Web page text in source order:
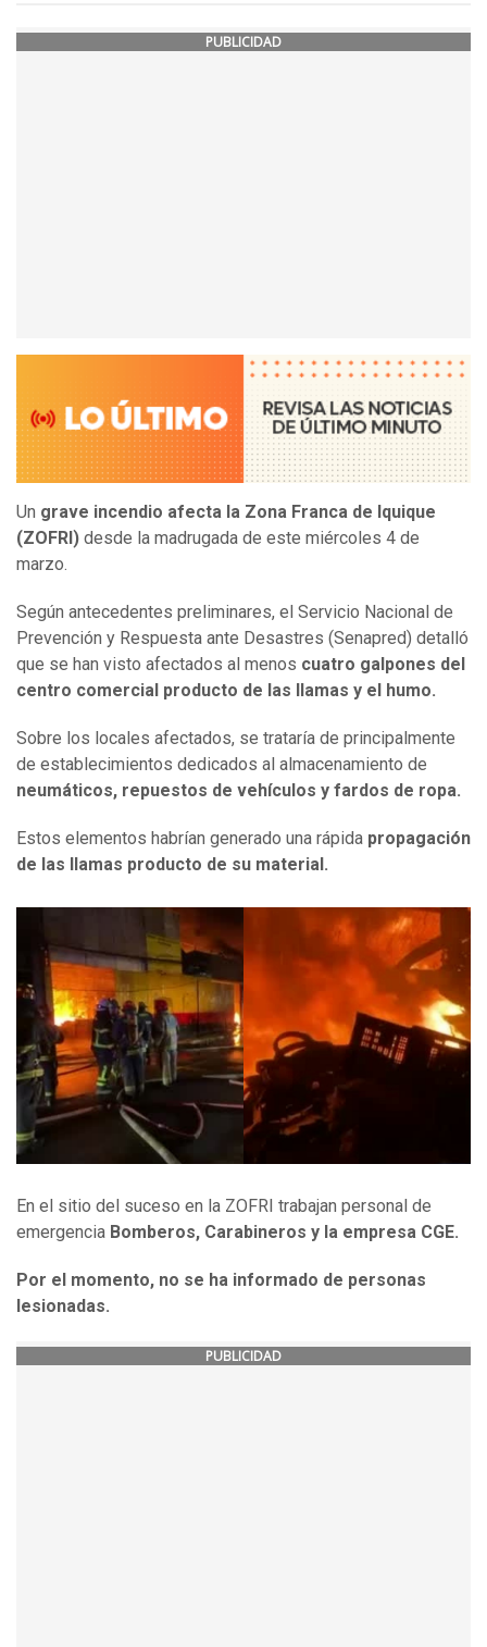
PUBLICIDAD
Un grave incendio afecta la Zona Franca de Iquique
(ZOFRI) desde la madrugada de este miércoles 4 de
marzo.
Según antecedentes preliminares, el Servicio Nacional de
Prevención y Respuesta ante Desastres (Senapred) detalló
que se han visto afectados al menos cuatro galpones del
centro comercial producto de las llamas y el humo.
Sobre los locales afectados, se trataría de principalmente
de establecimientos dedicados al almacenamiento de
neumáticos, repuestos de vehículos y fardos de ropa.
Estos elementos habrían generado una rápida propagación
de las llamas producto de su material.
En el sitio del suceso en la ZOFRI trabajan personal de
emergencia Bomberos, Carabineros y la empresa CGE.
Por el momento, no se ha informado de personas
lesionadas.
PUBLICIDAD